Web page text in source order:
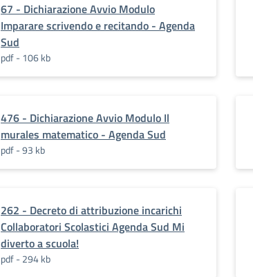
67 - Dichiarazione Avvio Modulo
Imparare scrivendo e recitando - Agenda
Sud
pdf - 106 kb
476 - Dichiarazione Avvio Modulo Il
murales matematico - Agenda Sud
pdf - 93 kb
262 - Decreto di attribuzione incarichi
Collaboratori Scolastici Agenda Sud Mi
diverto a scuola!
pdf - 294 kb